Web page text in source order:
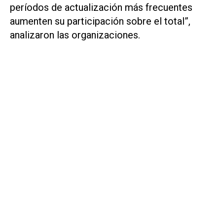
períodos de actualización más frecuentes
aumenten su participación sobre el total”,
analizaron las organizaciones.